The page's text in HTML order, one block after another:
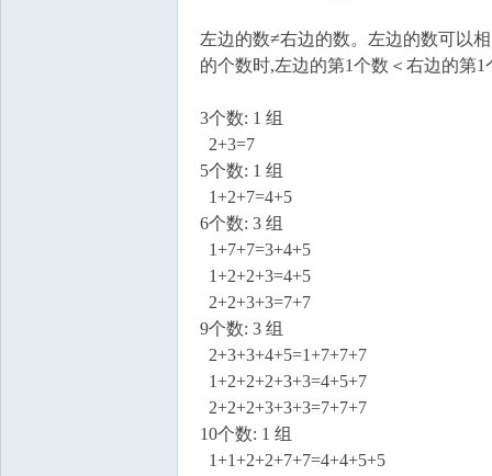
左边的数≠右边的数。左边的数可以
的个数时,左边的第1个数＜右边的
3个数: 1 组
2+3=7
5个数: 1 组
1+2+7=4+5
6个数: 3 组
1+7+7=3+4+5
1+2+2+3=4+5
2+2+3+3=7+7
9个数: 3 组
2+3+3+4+5=1+7+7+7
1+2+2+2+3+3=4+5+7
2+2+2+3+3+3=7+7+7
10个数: 1 组
1+1+2+2+7+7=4+4+5+5